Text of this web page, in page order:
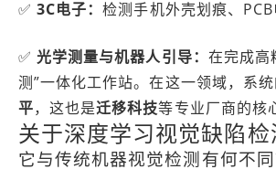
✅3C电子：检测手机外壳划痕、
✅光学测量与机器人引导： 在完成高
测”一体化工作站。在这一领域，系
平，这也是迁移科技等专业厂商的核
关于深度学习视觉缺陷
它与传统机器视觉检测有何不同